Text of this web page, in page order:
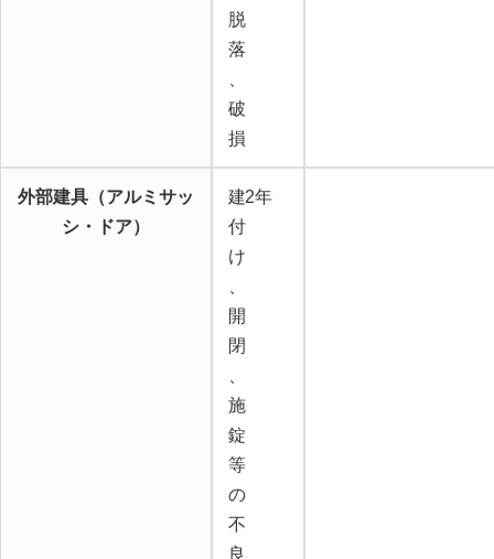
脱
落
破
損
外部建具（アルミサッ
シ・ドア）
建
付
け
開
閉
施
錠
等
の
不
良
2年